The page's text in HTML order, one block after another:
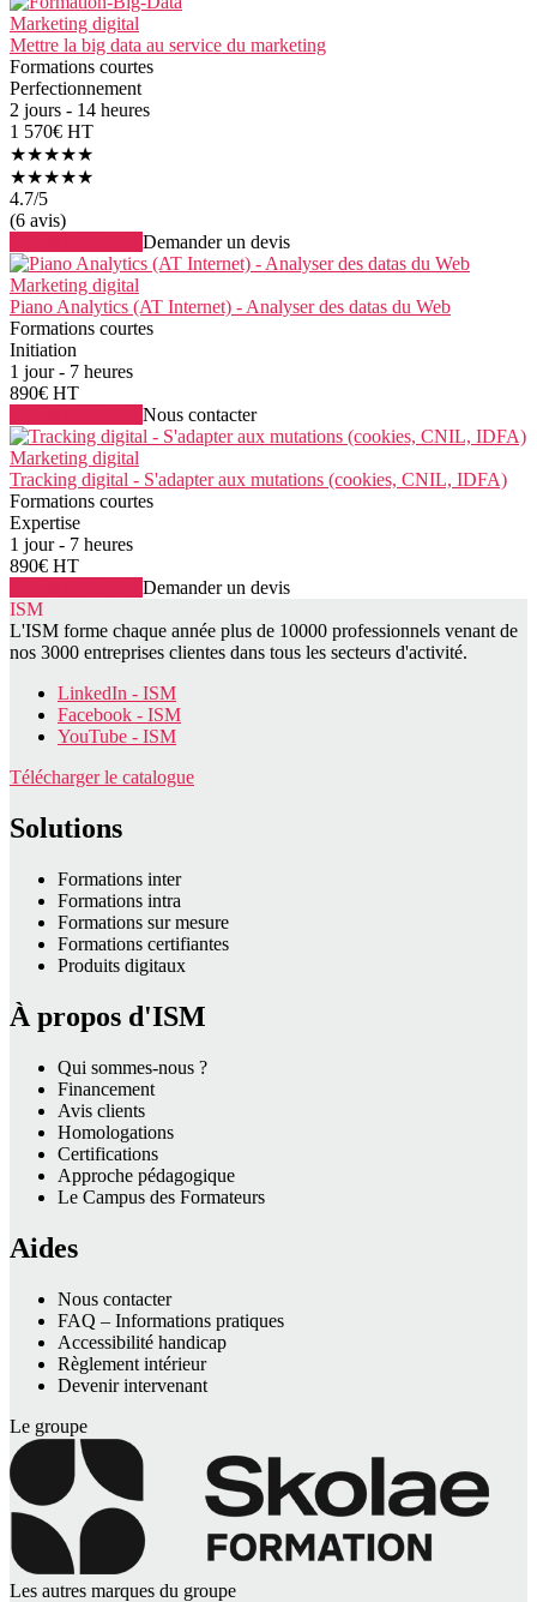
Marketing digital
Mettre la big data au service du marketing
Formations courtes
Perfectionnement
2 jours - 14 heures
1 570€ HT
★★★★★
★★★★★
4.7/5
(6 avis)
Demander un devis
Marketing digital
Piano Analytics (AT Internet) - Analyser des datas du Web
Formations courtes
Initiation
1 jour - 7 heures
890€ HT
Nous contacter
Marketing digital
Tracking digital - S'adapter aux mutations (cookies, CNIL, IDFA)
Formations courtes
Expertise
1 jour - 7 heures
890€ HT
Demander un devis
ISM
L'ISM forme chaque année plus de 10000 professionnels venant de
nos 3000 entreprises clientes dans tous les secteurs d'activité.
LinkedIn - ISM
Facebook - ISM
YouTube - ISM
Télécharger le catalogue
Solutions
Formations inter
Formations intra
Formations sur mesure
Formations certifiantes
Produits digitaux
À propos d'ISM
Qui sommes-nous ?
Financement
Avis clients
Homologations
Certifications
Approche pédagogique
Le Campus des Formateurs
Aides
Nous contacter
FAQ – Informations pratiques
Accessibilité handicap
Règlement intérieur
Devenir intervenant
Le groupe
Les autres marques du groupe